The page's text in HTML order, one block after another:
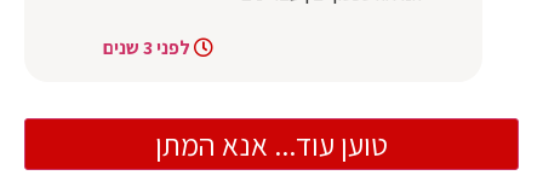
לפני 3 שנים
טוען עוד... אנא המתן